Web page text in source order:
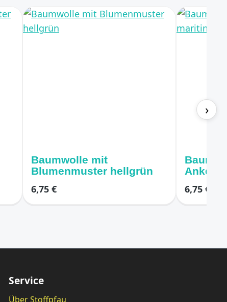
Baumwolle mit
Blumenmuster hellgrün
6,75 €
Ankern
6,75 €
›
Service
Über Stoffpfau